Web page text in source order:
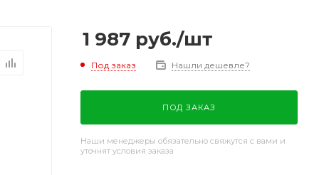
1 987 руб./шт
Под заказ Нашли дешевле?
ПОД ЗАКАЗ
Наши менеджеры обязательно свяжутся с вами и
уточнят условия заказа